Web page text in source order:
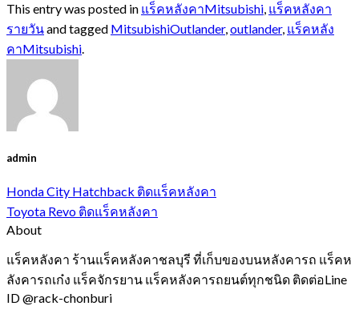
This entry was posted in แร็คหลังคาMitsubishi แร็คหลังคา
รายวันand tagged MitsubishiOutlander, outlander, แร็คหลัง
คาMitsubishi
admin
Honda City Hatchback ติดแร็คหลังคา
Toyota Revo ติดแร็คหลังคา
About
แร็คหลังคา ร้านแร็คหลังคาชลบุรี ที่เก็บของบนหลังคารถ แร็คห
ลังคารถเก๋ง แร็คจักรยาน แร็คหลังคารถยนต์ทุกชนิด ติดต่อLine
ID @rack-chonburi